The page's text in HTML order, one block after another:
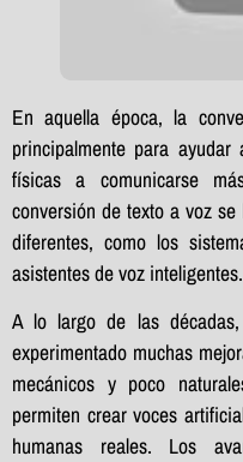
En aquella época, la
principalmente para
físicas a comunicarse
conversión de texto a voz
diferentes, como los
asistentes de voz inteligentes.
A lo largo de las
experimentado muchas
mecánicos y poco
permiten crear voces
humanas reales. Los